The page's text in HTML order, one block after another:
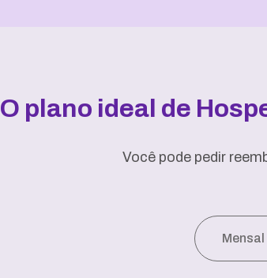
O plano ideal de
Você pode pedir
Mensal